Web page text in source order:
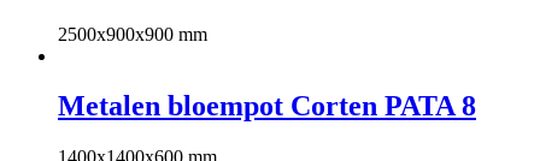
2500x900x900 mm
Metalen bloempot Corten PATA 8